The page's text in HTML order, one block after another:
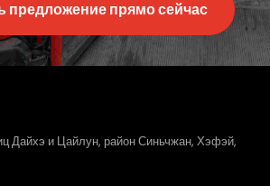
предложение прямо сейчас
Дайхэ и Цайлун, район Синьчжан, Хэфэй,